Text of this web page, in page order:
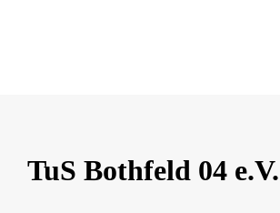
TuS Bothfeld 04 e.V.